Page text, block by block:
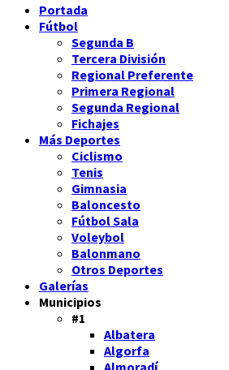
Portada
Fútbol
Segunda B
Tercera División
Regional Preferente
Primera Regional
Segunda Regional
Fichajes
Más Deportes
Ciclismo
Tenis
Gimnasia
Baloncesto
Fútbol Sala
Voleybol
Balonmano
Otros Deportes
Galerías
Municipios
#1
Albatera
Algorfa
Almoradí